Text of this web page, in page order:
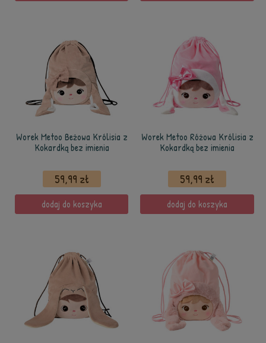
Worek Metoo Beżowa Królisia z
Kokardką bez imienia
59,99 zł
dodaj do koszyka
Worek Metoo Różowa Królisia z
Kokardką bez imienia
59,99 zł
dodaj do koszyka